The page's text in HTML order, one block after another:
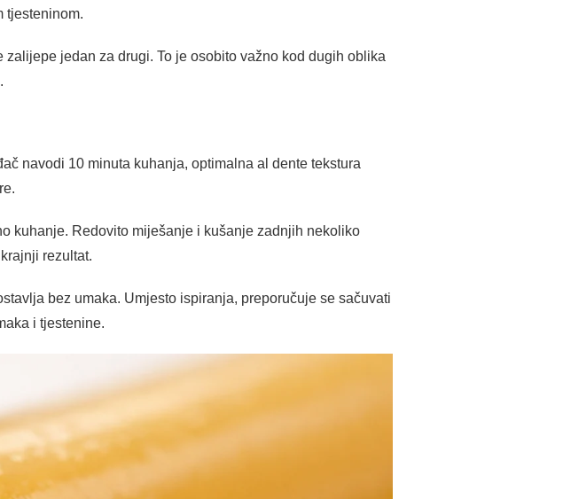
tjesteninom.
jedan za drugi. To je osobito važno kod dugih oblika
navodi 10 minuta kuhanja, optimalna al dente tekstura
kuhanje. Redovito miješanje i kušanje zadnjih nekoliko
rezultat.
bez umaka. Umjesto ispiranja, preporučuje se sačuvati
i tjestenine.